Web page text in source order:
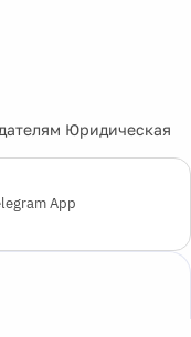
Юридическая
App